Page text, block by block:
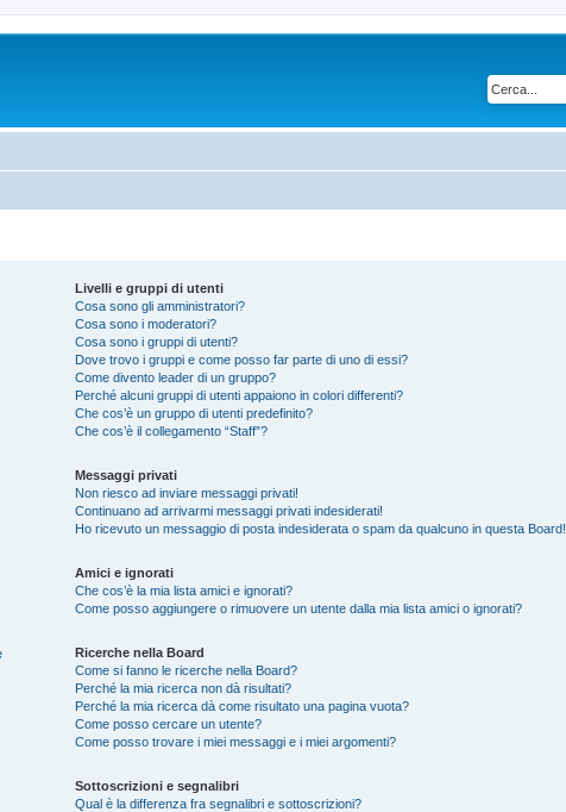
Livelli e gruppi di utenti
Cosa sono gli amministratori?
Cosa sono i moderatori?
Cosa sono i gruppi di utenti?
Dove trovo i gruppi e come posso far parte di uno di essi?
Come divento leader di un gruppo?
Perché alcuni gruppi di utenti appaiono in colori differenti?
Che cos’è un gruppo di utenti predefinito?
Che cos’è il collegamento “Staff”?
Messaggi privati
Non riesco ad inviare messaggi privati!
Continuano ad arrivarmi messaggi privati indesiderati!
Ho ricevuto un messaggio di posta indesiderata o spam da qualcuno in questa Board!
Amici e ignorati
Che cos’è la mia lista amici e ignorati?
Come posso aggiungere o rimuovere un utente dalla mia lista amici o ignorati?
Ricerche nella Board
Come si fanno le ricerche nella Board?
Perché la mia ricerca non dà risultati?
Perché la mia ricerca dà come risultato una pagina vuota?
Come posso cercare un utente?
Come posso trovare i miei messaggi e i miei argomenti?
Sottoscrizioni e segnalibri
Qual è la differenza fra segnalibri e sottoscrizioni?